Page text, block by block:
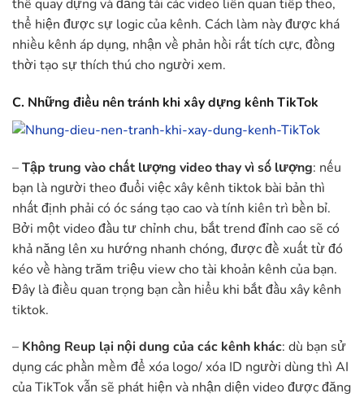
thể quay dựng và đăng tải các video liên quan tiếp theo,
thể hiện được sự logic của kênh. Cách làm này được khá
nhiều kênh áp dụng, nhận về phản hồi rất tích cực, đồng
thời tạo sự thích thú cho người xem.
C. Những điều nên tránh khi xây dựng kênh TikTok
–Tập trung vào chất lượng video thay vì số lượng: nếu
bạn là người theo đuổi việc xây kênh tiktok bài bản thì
nhất định phải có óc sáng tạo cao và tính kiên trì bền bỉ.
Bởi một video đầu tư chỉnh chu, bắt trend đỉnh cao sẽ có
khả năng lên xu hướng nhanh chóng, được đề xuất từ đó
kéo về hàng trăm triệu view cho tài khoản kênh của bạn.
Đây là điều quan trọng bạn cần hiểu khi bắt đầu xây kênh
tiktok.
– Không Reup lại nội dung của các kênh khác: dù bạn sử
dụng các phần mềm để xóa logo/ xóa ID người dùng thì AI
của TikTok vẫn sẽ phát hiện và nhận diện video được đăng